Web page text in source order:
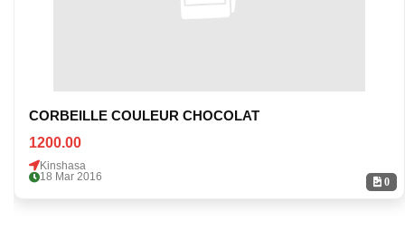
0
CORBEILLE COULEUR CHOCOLAT
1200.00
Kinshasa
18 Mar 2016